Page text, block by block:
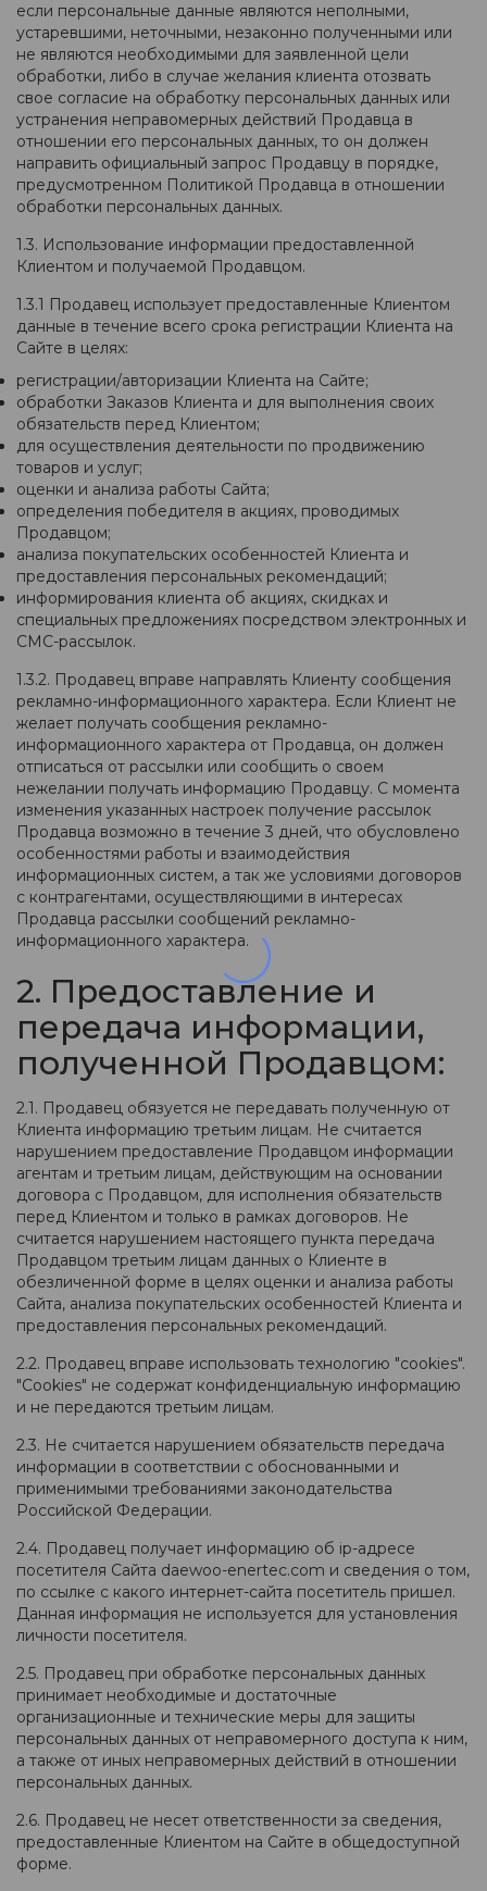
если персональные данные являются неполными,
устаревшими, неточными, незаконно полученными или
не являются необходимыми для заявленной цели
обработки, либо в случае желания клиента отозвать
свое согласие на обработку персональных данных или
устранения неправомерных действий Продавца в
отношении его персональных данных, то он должен
направить официальный запрос Продавцу в порядке,
предусмотренном Политикой Продавца в отношении
обработки персональных данных.
1.3. Использование информации предоставленной
Клиентом и получаемой Продавцом.
1.3.1 Продавец использует предоставленные Клиентом
данные в течение всего срока регистрации Клиента на
Сайте в целях:
регистрации/авторизации Клиента на Сайте;
обработки Заказов Клиента и для выполнения своих
обязательств перед Клиентом;
для осуществления деятельности по продвижению
товаров и услуг;
оценки и анализа работы Сайта;
определения победителя в акциях, проводимых
Продавцом;
анализа покупательских особенностей Клиента и
предоставления персональных рекомендаций;
информирования клиента об акциях, скидках и
специальных предложениях посредством электронных и
СМС-рассылок.
1.3.2. Продавец вправе направлять Клиенту сообщения
рекламно-информационного характера. Если Клиент не
желает получать сообщения рекламно-
информационного характера от Продавца, он должен
отписаться от рассылки или сообщить о своем
нежелании получать информацию Продавцу. С момента
изменения указанных настроек получение рассылок
Продавца возможно в течение 3 дней, что обусловлено
особенностями работы и взаимодействия
информационных систем, а так же условиями договоров
с контрагентами, осуществляющими в интересах
Продавца рассылки сообщений рекламно-
информационного характера.
2. Предоставление и
передача информации,
полученной Продавцом:
2.1. Продавец обязуется не передавать полученную от
Клиента информацию третьим лицам. Не считается
нарушением предоставление Продавцом информации
агентам и третьим лицам, действующим на основании
договора с Продавцом, для исполнения обязательств
перед Клиентом и только в рамках договоров. Не
считается нарушением настоящего пункта передача
Продавцом третьим лицам данных о Клиенте в
обезличенной форме в целях оценки и анализа работы
Сайта, анализа покупательских особенностей Клиента и
предоставления персональных рекомендаций.
2.2. Продавец вправе использовать технологию "cookies".
"Cookies" не содержат конфиденциальную информацию
и не передаются третьим лицам.
2.3. Не считается нарушением обязательств передача
информации в соответствии с обоснованными и
применимыми требованиями законодательства
Российской Федерации.
2.4. Продавец получает информацию об ip-адресе
посетителя Сайта daewoo-enertec.com и сведения о том,
по ссылке с какого интернет-сайта посетитель пришел.
Данная информация не используется для установления
личности посетителя.
2.5. Продавец при обработке персональных данных
принимает необходимые и достаточные
организационные и технические меры для защиты
персональных данных от неправомерного доступа к ним,
а также от иных неправомерных действий в отношении
персональных данных.
2.6. Продавец не несет ответственности за сведения,
предоставленные Клиентом на Сайте в общедоступной
форме.